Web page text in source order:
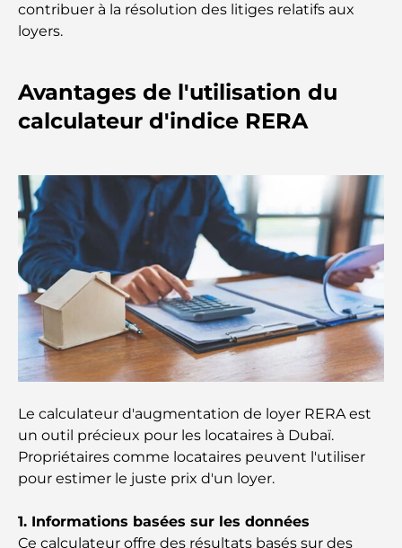
Dubai Horse Racing: Where Tradition Meets
Global Competition
Cafés à Palm Jumeirah : Guide des meilleurs cafés
et lieux de vie de l’île
Comment obtenir un prêt immobilier à Dubaï : le
guide ultime
Plan directeur de Tilal Al Ghaf : une nouvelle
norme pour la vie intégrée à Dubaï
Maisons conformes au Vastu : Guide pratique pour
créer équilibre et harmonie
paysager à Dubaï : Transformer vos espaces
extérieurs
Les meilleures entreprises de déménagement à
Palm Jebel Ali contre Palm Jumeirah : une
contribuer à la résolution des litiges relatifs aux
loyers.
Avantages de l'utilisation du
calculateur d'indice RERA
Le calculateur d'augmentation de loyer RERA est
un outil précieux pour les locataires à Dubaï.
Propriétaires comme locataires peuvent l'utiliser
pour estimer le juste prix d'un loyer.
1. Informations basées sur les données
Ce calculateur offre des résultats basés sur des